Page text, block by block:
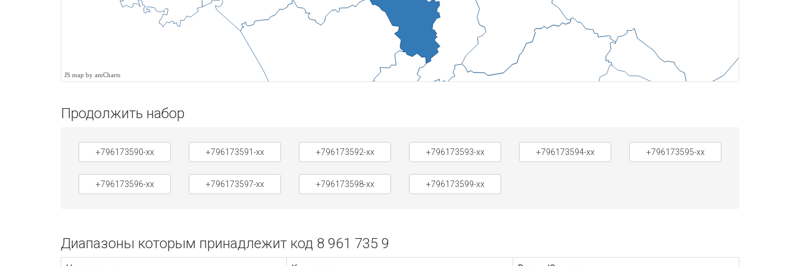
JS map by amCharts
Продолжить набор
+796173590-xx +796173591-xx +796173592-xx +796173593-xx +796173594-xx +796173595-xx
+796173596-xx +796173597-xx +796173598-xx +796173599-xx
Диапазоны которым принадлежит код 8 961 735 9